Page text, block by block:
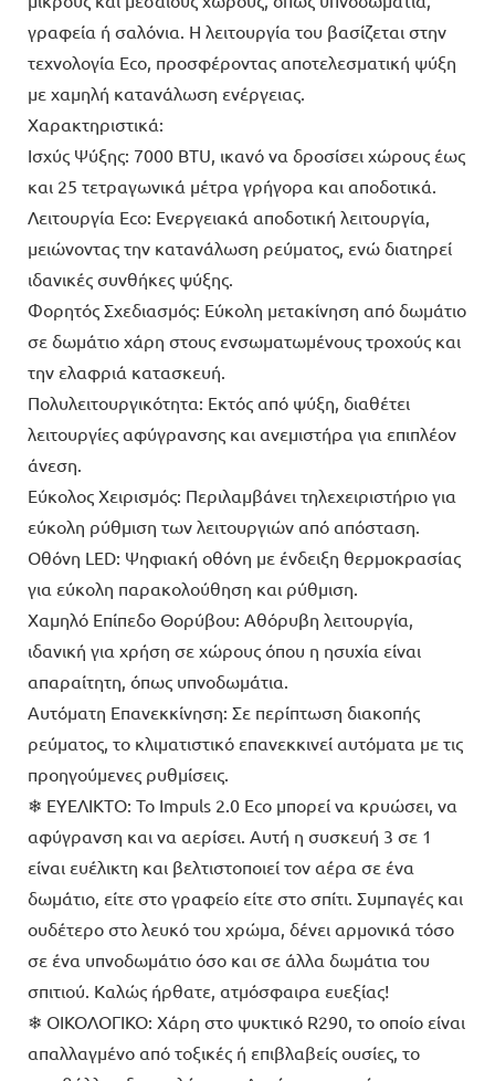
γραφεία ή σαλόνια. Η λειτουργία του βασίζεται στην
τεχνολογία Eco, προσφέροντας αποτελεσματική ψύξη
με χαμηλή κατανάλωση ενέργειας.
Χαρακτηριστικά:
Ισχύς Ψύξης: 7000 BTU, ικανό να δροσίσει χώρους έως
και 25 τετραγωνικά μέτρα γρήγορα και αποδοτικά.
Λειτουργία Eco: Ενεργειακά αποδοτική λειτουργία,
μειώνοντας την κατανάλωση ρεύματος, ενώ διατηρεί
ιδανικές συνθήκες ψύξης.
Φορητός Σχεδιασμός: Εύκολη μετακίνηση από δωμάτιο
σε δωμάτιο χάρη στους ενσωματωμένους τροχούς και
την ελαφριά κατασκευή.
Πολυλειτουργικότητα: Εκτός από ψύξη, διαθέτει
λειτουργίες αφύγρανσης και ανεμιστήρα για επιπλέον
άνεση.
Εύκολος Χειρισμός: Περιλαμβάνει τηλεχειριστήριο για
εύκολη ρύθμιση των λειτουργιών από απόσταση.
Οθόνη LED: Ψηφιακή οθόνη με ένδειξη θερμοκρασίας
για εύκολη παρακολούθηση και ρύθμιση.
Χαμηλό Επίπεδο Θορύβου: Αθόρυβη λειτουργία,
ιδανική για χρήση σε χώρους όπου η ησυχία είναι
απαραίτητη, όπως υπνοδωμάτια.
Αυτόματη Επανεκκίνηση: Σε περίπτωση διακοπής
ρεύματος, το κλιματιστικό επανεκκινεί αυτόματα με τις
προηγούμενες ρυθμίσεις.
❄ ΕΥΕΛΙΚΤΟ: Το Impuls 2.0 Eco μπορεί να κρυώσει, να
αφύγρανση και να αερίσει. Αυτή η συσκευή 3 σε 1
είναι ευέλικτη και βελτιστοποιεί τον αέρα σε ένα
δωμάτιο, είτε στο γραφείο είτε στο σπίτι. Συμπαγές και
ουδέτερο στο λευκό του χρώμα, δένει αρμονικά τόσο
σε ένα υπνοδωμάτιο όσο και σε άλλα δωμάτια του
σπιτιού. Καλώς ήρθατε, ατμόσφαιρα ευεξίας!
❄ ΟΙΚΟΛΟΓΙΚΟ: Χάρη στο ψυκτικό R290, το οποίο είναι
απαλλαγμένο από τοξικές ή επιβλαβείς ουσίες, το